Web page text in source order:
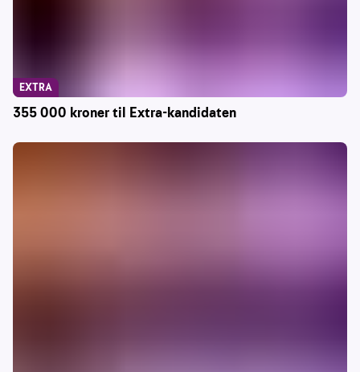
355 000 kroner til Extra-kandidaten
EXTRA